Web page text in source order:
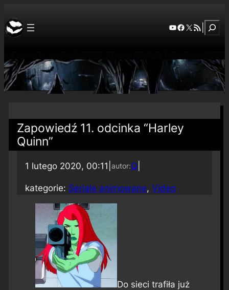
YouTube
Facebook
X RSS Feed
Zapowiedź 11. odcinka “Harley
Quinn”
1 lutego 2020, 00:11 autor:Q
kategorie: Seriale animowane, Video
Do sieci trafiła już